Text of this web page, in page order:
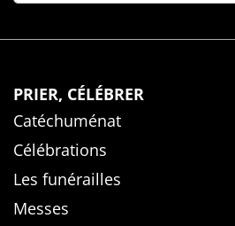
PRIER, CÉLÉBRER
Catéchuménat
Célébrations
Les funérailles
Messes